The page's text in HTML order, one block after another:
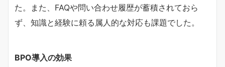
た。また、FAQや問い合わせ履歴が蓄積されておら
ず、知識と経験に頼る属人的な対応も課題でした。
BPO導入の効果